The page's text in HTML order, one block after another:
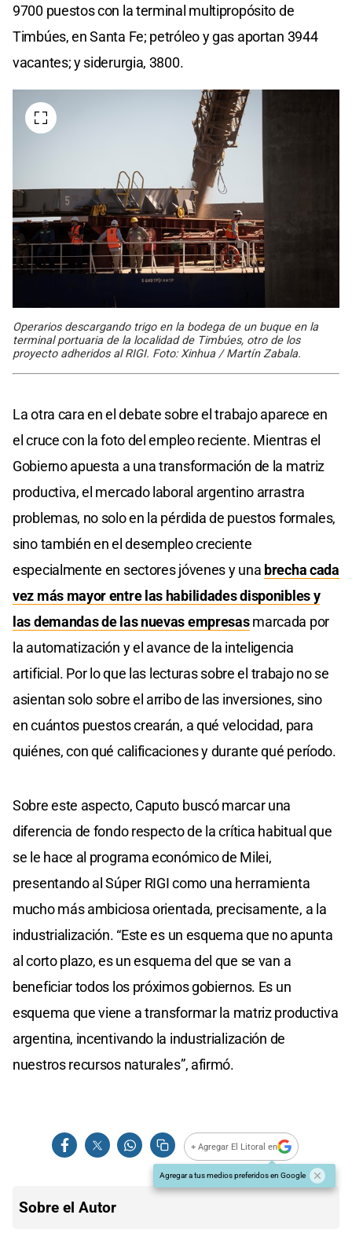
9700 puestos con la terminal multipropósito de
Timbúes, en Santa Fe; petróleo y gas aportan 3944
vacantes; y siderurgia, 3800.
Operarios descargando trigo en la bodega de un buque en la
terminal portuaria de la localidad de Timbúes, otro de los
proyecto adheridos al RIGI. Foto: Xinhua / Martín Zabala.
La otra cara en el debate sobre el trabajo aparece en
el cruce con la foto del empleo reciente. Mientras el
Gobierno apuesta a una transformación de la matriz
productiva, el mercado laboral argentino arrastra
problemas, no solo en la pérdida de puestos formales,
sino también en el desempleo creciente
especialmente en sectores jóvenes y una brecha cada
vez más mayor entre las habilidades disponibles y
las demandas de las nuevas empresasmarcada por
la automatización y el avance de la inteligencia
artificial. Por lo que las lecturas sobre el trabajo no se
asientan solo sobre el arribo de las inversiones, sino
en cuántos puestos crearán, a qué velocidad, para
quiénes, con qué calificaciones y durante qué período.
Sobre este aspecto, Caputo buscó marcar una
diferencia de fondo respecto de la crítica habitual que
se le hace al programa económico de Milei,
presentando al Súper RIGI como una herramienta
mucho más ambiciosa orientada, precisamente, a la
industrialización. “Este es un esquema que no apunta
al corto plazo, es un esquema del que se van a
beneficiar todos los próximos gobiernos. Es un
esquema que viene a transformar la matriz productiva
argentina, incentivando la industrialización de
nuestros recursos naturales”, afirmó.
+ Agregar El Litoral en
Agregar a tus medios preferidos en Google
Sobre el Autor